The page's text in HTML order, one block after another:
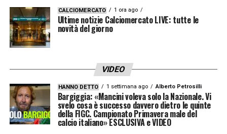
rivoluzionare l’ossatura della rosa a ogni
cambio di guida tecnica.
Il suo importante bagaglio di competenze si
è arricchito durante l’ultima stagione
sportiva, vissuta in Turchia come
sportivo del Fenerbahçe. Chiusa questa
parentesi a Istanbul, il giovane manager è
attualmente libero sul mercato.
CALCIOMERCATO 1 ora ago
Ultime notizie Calciomercato LIVE: tutte le
novità del giorno
VIDEO
HANNO DETTO 1 settimana ago Alberto Petrosilli
Bargiggia: «Mancini voleva solo la Nazionale. Vi
svelo cosa è successo davvero dietro le quinte
della FIGC. Campionato Primavera male del
calcio italiano» ESCLUSIVA e VIDEO